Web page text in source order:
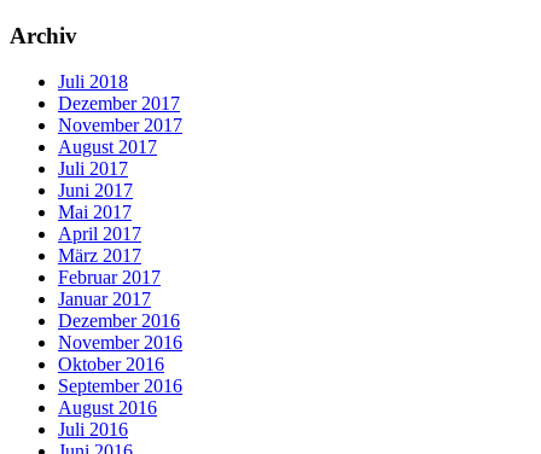
Archiv
Juli 2018
Dezember 2017
November 2017
August 2017
Juli 2017
Juni 2017
Mai 2017
April 2017
März 2017
Februar 2017
Januar 2017
Dezember 2016
November 2016
Oktober 2016
September 2016
August 2016
Juli 2016